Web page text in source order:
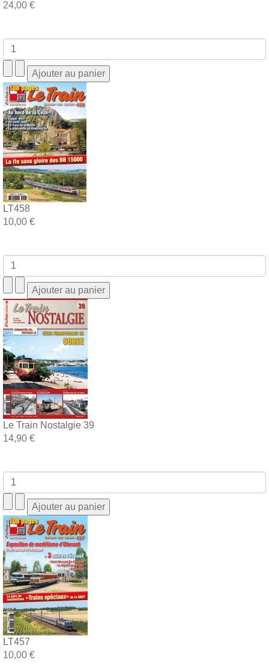
24,00 €
LT458
10,00 €
Le Train Nostalgie 39
14,90 €
LT457
10,00 €